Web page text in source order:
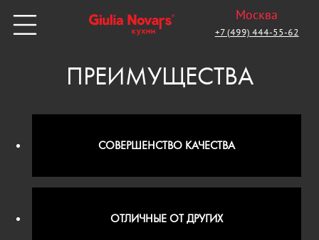
Москва
+7 (499) 444-55-62
ПРЕИМУЩЕСТВА
СОВЕРШЕНСТВО КАЧЕСТВА
ОТЛИЧНЫЕ ОТ ДРУГИХ